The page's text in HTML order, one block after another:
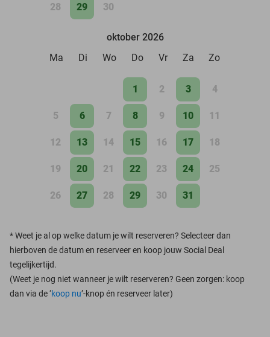
28 29 30
oktober 2026
Ma
Di Wo Do Vr Za Zo
1 2 3 4
5 6 7 8 9 10 11
12 13 14 15 16 17 18
19 20 21 22 23 24 25
26 27 28 29 30 31
*Weet je al op welke datum je wilt reserveren? Selecteer dan
hierboven de datum en reserveer en koop jouw Social Deal
tegelijkertijd.
(Weet je nog niet wanneer je wilt reserveren? Geen zorgen: koop
dan via de ‘koop nu’-knop én reserveer later)